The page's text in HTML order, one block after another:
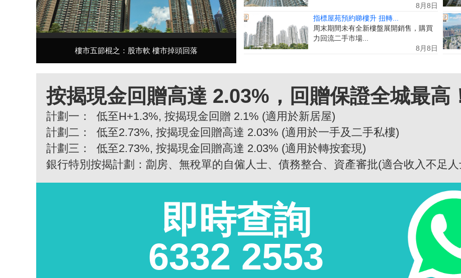
樓市五節棍之：股市軟 樓市掉頭回落
8月8日
指標屋苑預約睇樓升 扭轉...
周末期間未有全新樓盤展開銷售，購買
力回流二手市場...
8月8日
按揭現金回贈高達 2.03%，回贈保證全城最高
計劃一：
低至H+1.3%, 按揭現金回贈 2.1% (適用於新居屋)
計劃二：
低至2.73%, 按揭現金回贈高達 2.03% (適用於一手及二手私樓)
計劃三：
低至2.73%, 按揭現金回贈高達 2.03% (適用於轉按套現)
銀行特別按揭計劃：劏房、無稅單的自僱人士、債務整合、資產審批(適合收入不足
即時查詢
6332 2553